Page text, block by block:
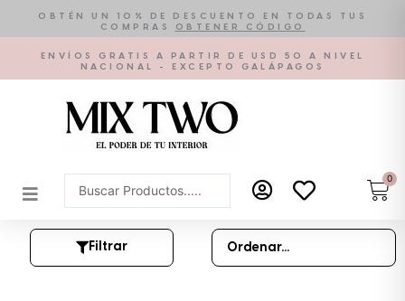
contenido
OBTÉN UN 10% DE DESCUENTO EN TODAS TUS
COMPRAS
OBTENER CÓDIGO
ENVÍOS GRATIS A PARTIR DE USD 50 A NIVEL
NACIONAL - EXCEPTO GALÁPAGOS
Search
...
0
Filtrar